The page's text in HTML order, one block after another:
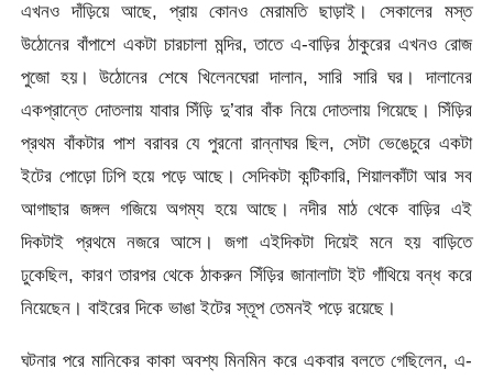
এখনও দাঁড়িয়ে আছে, প্রায় কোনও মেরামতি ছাড়াই। সেকালের মস্ত
উঠোনের বাঁপাশে একটা চারচালা মন্দির, তাতে এ-বাড়ির ঠাকুরের এখনও রোজ
পুজো হয়। উঠোনের শেষে খিলেনঘেরা দালান, সারি সারি ঘর। দালানের
একপ্রান্তে দোতলায় যাবার সিঁড়ি দু’বার বাঁক নিয়ে দোতলায় গিয়েছে। সিঁড়ির
প্রথম বাঁকটার পাশ বরাবর যে পুরনো রান্নাঘর ছিল, সেটা ভেঙেচুরে একটা
ইটের পোড়ো ঢিপি হয়ে পড়ে আছে। সেদিকটা কন্টিকারি, শিয়ালকাঁটা আর সব
আগাছার জঙ্গল গজিয়ে অগম্য হয়ে আছে। নদীর মাঠ থেকে বাড়ির এই
দিকটাই প্রথমে নজরে আসে। জগা এইদিকটা দিয়েই মনে হয় বাড়িতে
ঢুকেছিল, কারণ তারপর থেকে ঠাকরুন সিঁড়ির জানালাটা ইট গাঁথিয়ে বন্ধ করে
নিয়েছেন। বাইরের দিকে ভাঙা ইটের স্তূপ তেমনই পড়ে রয়েছে।
ঘটনার পরে মানিকের কাকা অবশ্য মিনমিন করে একবার বলতে গেছিলেন, এ-